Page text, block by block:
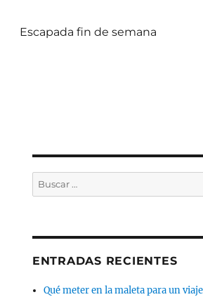
Escapada fin de semana
Buscar
por:
ENTRADAS RECIENTES
Qué meter en la maleta para un